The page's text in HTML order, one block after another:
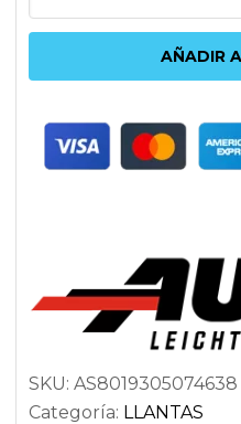
ASTANA
SILVER
8X19
5X112
cantidad
AÑADIR
SKU: AS8019305074638
Categoría: LLANTAS